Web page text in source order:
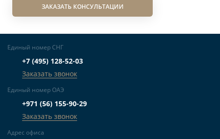
ЗАКАЗАТЬ КОНСУЛЬТАЦИИ
Единый номер СНГ
+7 (495) 128-52-03
Заказать звонок
Единый номер ОАЭ
+971 (56) 155-90-29
Заказать звонок
Адрес офиса